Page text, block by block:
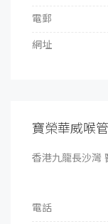
電郵
網址
寶榮華威喉
香港九龍長沙灣
電話